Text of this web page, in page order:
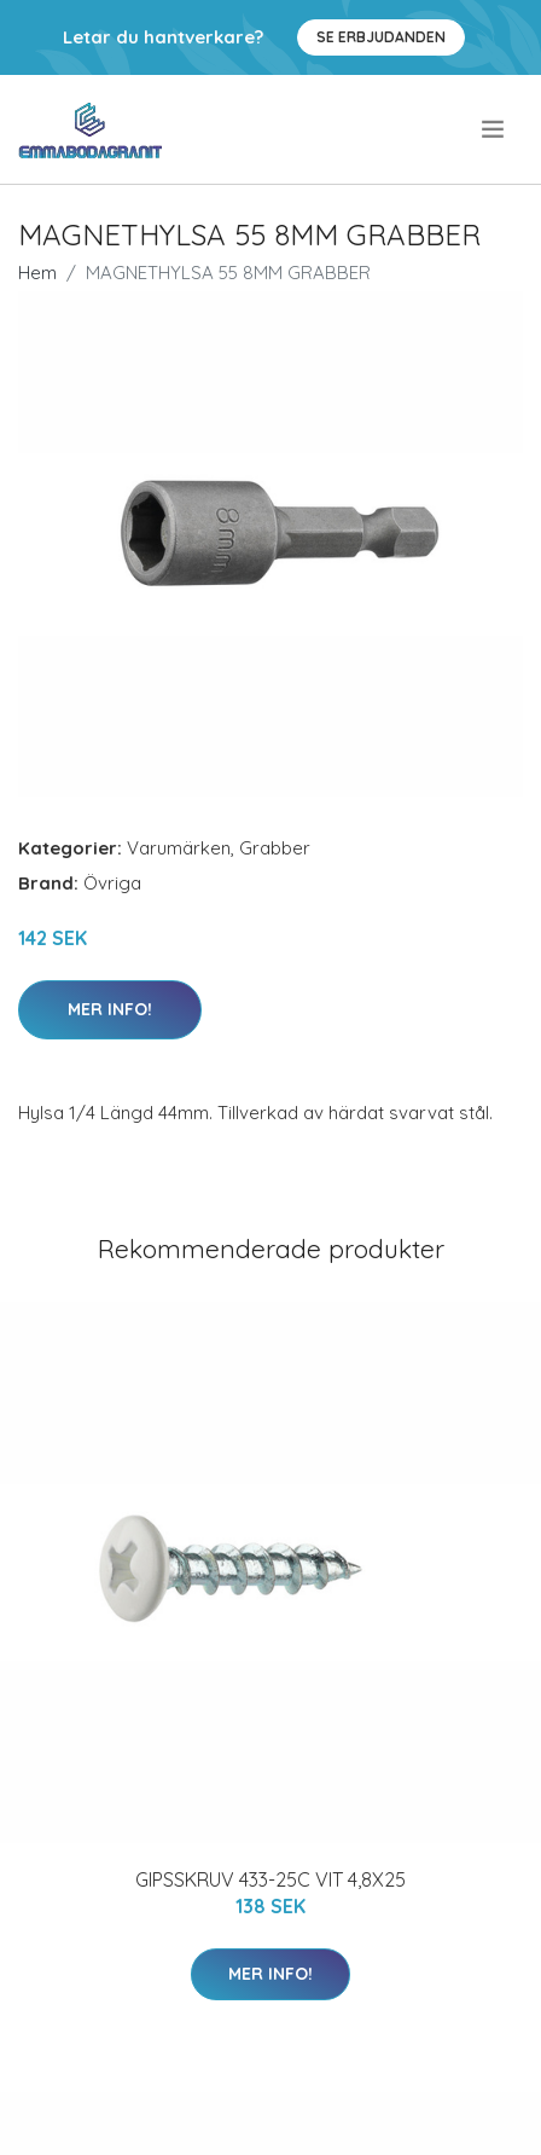
Letar du hantverkare? SE ERBJUDANDEN
MAGNETHYLSA 55 8MM GRABBER
Hem MAGNETHYLSA 55 8MM GRABBER
Kategorier: Varumärken, Grabber
Brand: Övriga
142 SEK
MER INFO!
Hylsa 1/4 Längd 44mm. Tillverkad av härdat svarvat stål.
Rekommenderade produkter
GIPSSKRUV 433-25C VIT 4,8X25
138 SEK
MER INFO!